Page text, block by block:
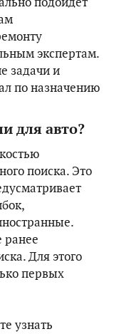
экспертам.
задачи и
по назначению
для авто?
поиска. Это
ранее
Для этого
первых
узнать